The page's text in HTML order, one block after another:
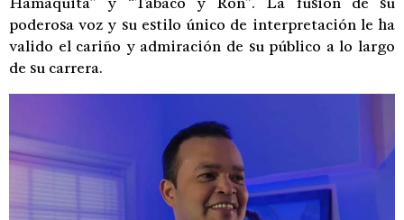
poderosa voz y su estilo único de interpretación le ha
valido el cariño y admiración de su público a lo largo
de su carrera.